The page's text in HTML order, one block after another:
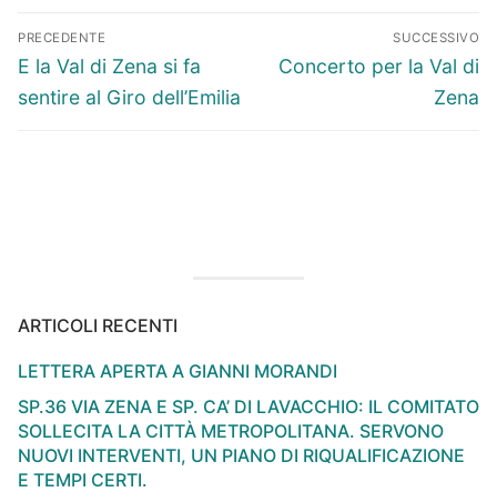
Navigazione
articoli
PRECEDENTE
Articolo
precedente:
E la Val di Zena si fa
sentire al Giro dell’Emilia
SUCCESSIVO
Articolo
Concerto per la Val di
Zena
ARTICOLI RECENTI
LETTERA APERTA A GIANNI MORANDI
SP.36 VIA ZENA E SP. CA’ DI LAVACCHIO: IL COMITATO
SOLLECITA LA CITTÀ METROPOLITANA. SERVONO
NUOVI INTERVENTI, UN PIANO DI RIQUALIFICAZIONE
E TEMPI CERTI.